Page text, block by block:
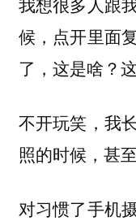
候，点开里面
了，这是啥？
不开玩笑，我
照的时候，甚
对习惯了手机